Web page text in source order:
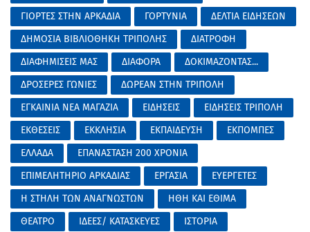
ΓΙΟΡΤΕΣ ΣΤΗΝ ΑΡΚΑΔΙΑ
ΓΟΡΤΥΝΙΑ
ΔΕΛΤΙΑ ΕΙΔΗΣΕΩΝ
ΔΗΜΟΣΙΑ ΒΙΒΛΙΟΘΗΚΗ ΤΡΙΠΟΛΗΣ
ΔΙΑΤΡΟΦΗ
ΔΙΑΦΗΜΙΣΕΙΣ ΜΑΣ
ΔΙΑΦΟΡΑ
ΔΟΚΙΜΑΖΟΝΤΑΣ...
ΔΡΟΣΕΡΕΣ ΓΩΝΙΕΣ
ΔΩΡΕΑΝ ΣΤΗΝ ΤΡΙΠΟΛΗ
ΕΓΚΑΙΝΙΑ ΝΕΑ ΜΑΓΑΖΙΑ
ΕΙΔΗΣΕΙΣ
ΕΙΔΗΣΕΙΣ ΤΡΙΠΟΛΗ
ΕΚΘΕΣΕΙΣ
ΕΚΚΛΗΣΙΑ ΕΚΠΑΙΔΕΥΣΗ
ΕΚΠΟΜΠΕΣ
ΕΛΛΑΔΑ
ΕΠΑΝΑΣΤΑΣΗ 200 ΧΡΟΝΙΑ
ΕΠΙΜΕΛΗΤΗΡΙΟ ΑΡΚΑΔΙΑΣ
ΕΡΓΑΣΙΑ
ΕΥΕΡΓΕΤΕΣ
Η ΣΤΗΛΗ ΤΩΝ ΑΝΑΓΝΩΣΤΩΝ
ΗΘΗ ΚΑΙ ΕΘΙΜΑ
ΘΕΑΤΡΟ
ΙΔΕΕΣ/ ΚΑΤΑΣΚΕΥΕΣ
ΙΣΤΟΡΙΑ